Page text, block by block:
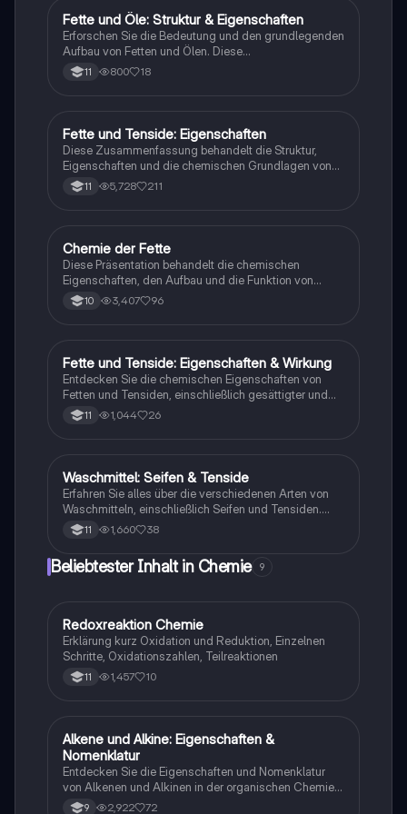
Konzepte wie die Struktur von Fettsäuren, die Rolle
von Glycerin und die Unterschiede zwischen
gesättigten und ungesättigten Fettsäuren werden
umfassend behandelt.
Chemie
Fette und Öle: Struktur & Eigenschaften
Erforschen Sie die Bedeutung und den grundlegenden
Aufbau von Fetten und Ölen. Diese
Zusammenfassung behandelt die Kondenstion,
Veresterung, gesättigte und ungesättigte Fettsäuren,
Verständnis für die chemischen Eigenschaften und
Reaktionen von Fetten und Ölen entwickeln möchten.
11 800 18
Chemie
Fette und Tenside: Eigenschaften
Diese Zusammenfassung behandelt die Struktur,
Eigenschaften und die chemischen Grundlagen von
Fetten und Tensiden. Sie erklärt die Unterschiede
zwischen gesättigten und ungesättigten Fetten, die
chemischen Prozesse in der Lebensmittel- und
Reinigungsindustrie.
11 5,728 211
Chemie
Chemie der Fette
Diese Präsentation behandelt die chemischen
Eigenschaften, den Aufbau und die Funktion von
Fetten und Ölen. Sie umfasst essentielle und
ungesättigte Fettsäuren, die Bildung und Spaltung
Ernährungswissenschaften und Chemie. Typ:
Präsentation.
10 3,407 96
Chemie
Fette und Tenside: Eigenschaften & Wirkung
Entdecken Sie die chemischen Eigenschaften von
Fetten und Tensiden, einschließlich gesättigter und
ungesättigter Fettsäuren, deren Struktur und
Waschwirkung. Erfahren Sie mehr über die Nachteile
Vorbereitung auf Prüfungen.
11 1,044 26
Chemie
Waschmittel: Seifen & Tenside
Erfahren Sie alles über die verschiedenen Arten von
Waschmitteln, einschließlich Seifen und Tensiden.
Dieser Überblick behandelt die Eigenschaften, Vor-
und Nachteile von Seifen, die verschiedenen
Tensidtypen (anionisch, kationisch, zwitterionisch,
nichtionisch) sowie den Waschvorgang und die
11 1,660 38
Beliebtester Inhalt in Chemie 9
Chemie
Redoxreaktion Chemie
Erklärung kurz Oxidation und Reduktion, Einzelnen
Schritte, Oxidationszahlen, Teilreaktionen
11 1,457 10
Chemie
Alkene und Alkine: Eigenschaften &
Nomenklatur
Entdecken Sie die Eigenschaften und Nomenklatur
von Alkenen und Alkinen in der organischen Chemie.
Diese Zusammenfassung behandelt die Struktur,
9 2,922 72